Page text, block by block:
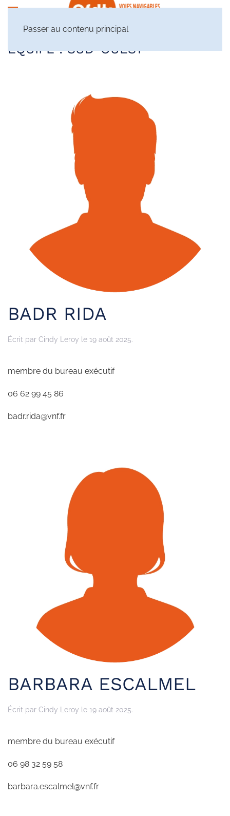
Passer au contenu principal
ÉQUIPE :SUD-OUEST
BADR RIDA
Écrit par Cindy Leroy le 19 août 2025.
membre du bureau exécutif
06 62 99 45 86
badr.rida@vnf.fr
BARBARA ESCALMEL
Écrit par Cindy Leroy le 19 août 2025.
membre du bureau exécutif
06 98 32 59 58
barbara.escalmel@vnf.fr